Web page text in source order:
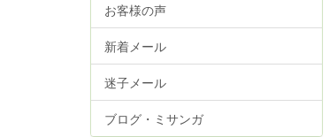
お客様の声
新着メール
迷子メール
ブログ・ミサンガ